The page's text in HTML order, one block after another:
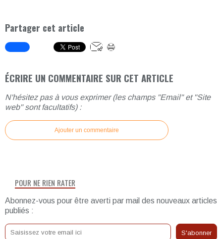
Partager cet article
ÉCRIRE UN COMMENTAIRE SUR CET ARTICLE
N'hésitez pas à vous exprimer (les champs "Email" et "Site
web" sont facultatifs) :
Ajouter un commentaire
POUR NE RIEN RATER
Abonnez-vous pour être averti par mail des nouveaux articles
publiés :